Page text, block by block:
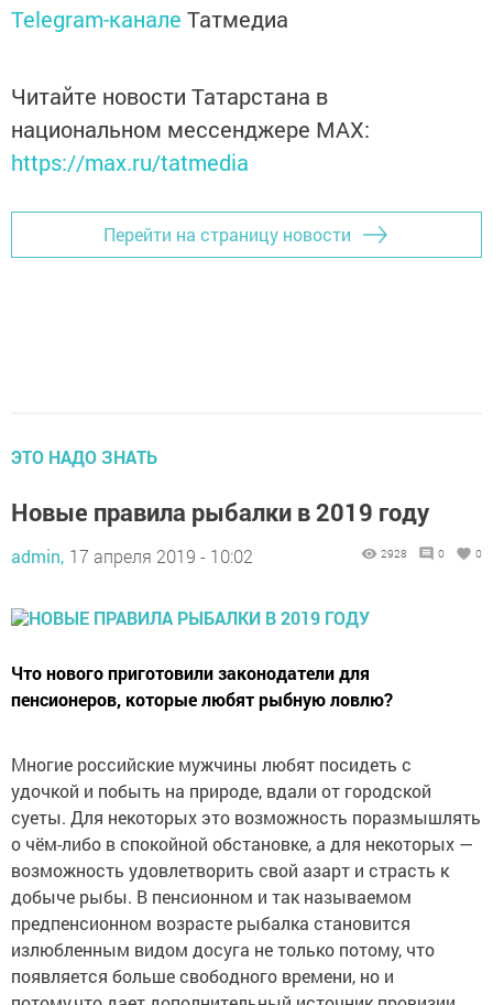
Telegram-канале Татмедиа
Читайте новости Татарстана в
национальном мессенджере MАХ:
https://max.ru/tatmedia
Перейти на страницу новости
ЭТО НАДО ЗНАТЬ
Новые правила рыбалки в 2019 году
admin, 17 апреля 2019 - 10:02 2928 0 0
Что нового приготовили законодатели для
пенсионеров, которые любят рыбную ловлю?
Многие российские мужчины любят посидеть с
удочкой и побыть на природе, вдали от городской
суеты. Для некоторых это возможность поразмышлять
о чём-либо в спокойной обстановке, а для некоторых —
возможность удовлетворить свой азарт и страсть к
добыче рыбы. В пенсионном и так называемом
предпенсионном возрасте рыбалка становится
излюбленным видом досуга не только потому, что
появляется больше свободного времени, но и